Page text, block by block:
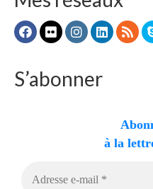
Enseignements
Autres
Anciens
Partagez une prière
S’abonner
à la